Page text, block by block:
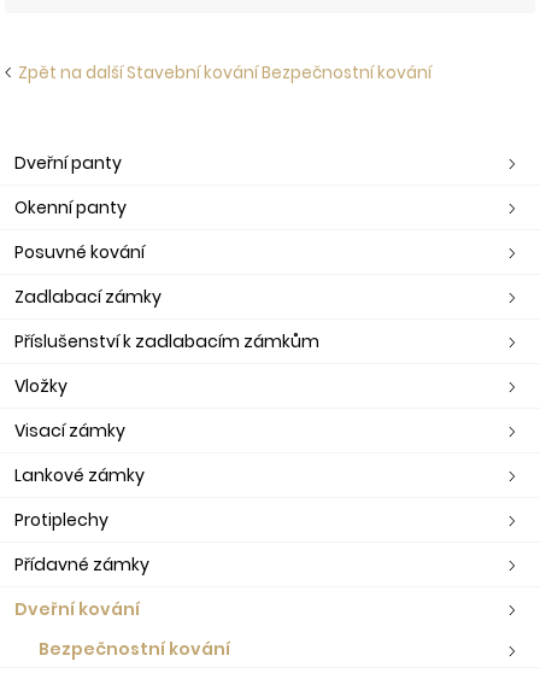
Zpět na další Stavební kování Bezpečnostní kování
Dveřní panty
Okenní panty
Posuvné kování
Zadlabací zámky
Příslušenství k zadlabacím zámkům
Vložky
Visací zámky
Lankové zámky
Protiplechy
Přídavné zámky
Dveřní kování
Bezpečnostní kování